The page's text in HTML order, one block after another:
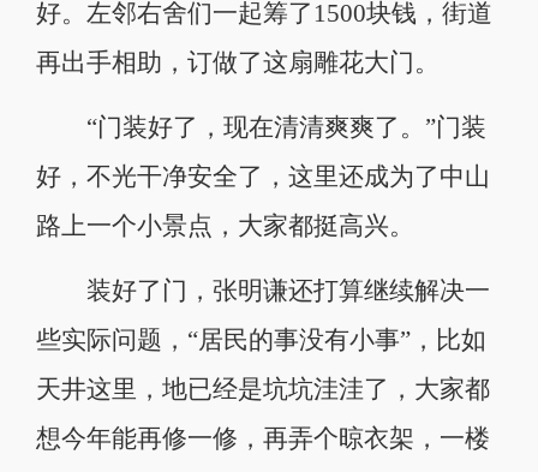
好。左邻右舍们一起筹了1500块钱，街道
再出手相助，订做了这扇雕花大门。
“门装好了，现在清清爽爽了。”门装
好，不光干净安全了，这里还成为了中山
路上一个小景点，大家都挺高兴。
装好了门，张明谦还打算继续解决一
些实际问题，“居民的事没有小事”，比如
天井这里，地已经是坑坑洼洼了，大家都
想今年能再修一修，再弄个晾衣架，一楼